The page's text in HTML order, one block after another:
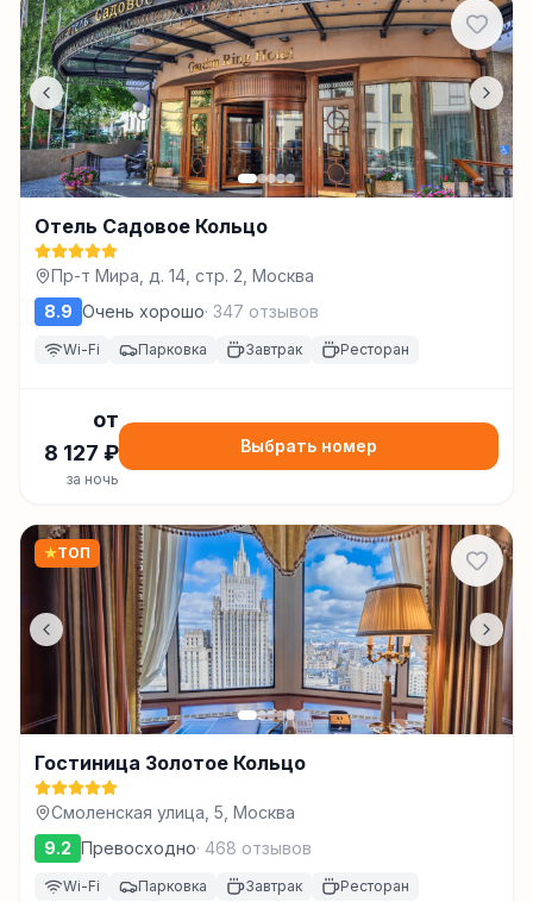
Отель Садовое Кольцо
Пр-т Мира, д. 14, стр. 2, Москва
8.9 Очень хорошо· 347 отзывов
Wi-Fi Парковка Завтрак Ресторан
от
8 127 ₽
за ночь
Выбрать номер
★ТОП
Гостиница Золотое Кольцо
Смоленская улица, 5, Москва
9.2 Превосходно· 468 отзывов
Wi-Fi Парковка Завтрак Ресторан